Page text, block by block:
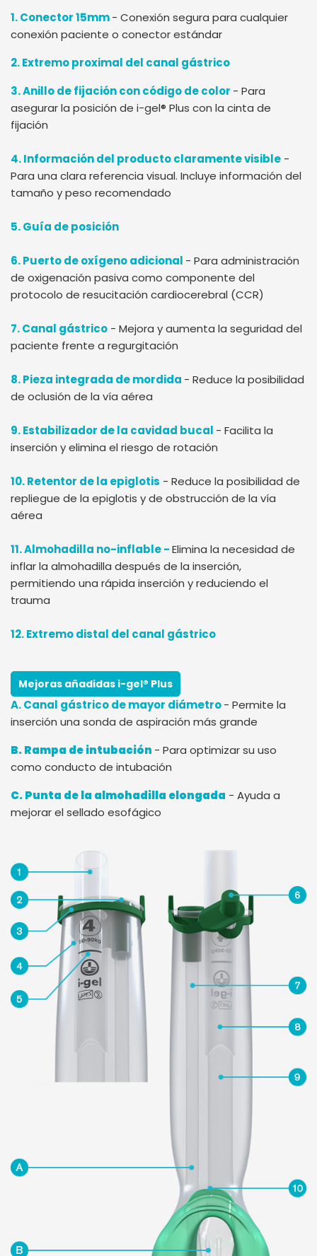
1. Conector 15mm- Conexión segura para cualquier
conexión paciente o conector estándar
2. Extremo proximal del canal gástrico
3. Anillo de fijación con código de color - Para
asegurar la posición de i-gel® Plus con la cinta de
fijación
4. Información del producto claramente visible -
Para una clara referencia visual. Incluye información del
tamaño y peso recomendado
5. Guía de posición
6. Puerto de oxígeno adicional - Para administración
de oxigenación pasiva como componente del
protocolo de resucitación cardiocerebral (CCR)
7. Canal gástrico - Mejora y aumenta la seguridad del
paciente frente a regurgitación
8. Pieza integrada de mordida - Reduce la posibilidad
de oclusión de la vía aérea
9. Estabilizador de la cavidad bucal - Facilita la
inserción y elimina el riesgo de rotación
10. Retentor de la epiglotis - Reduce la posibilidad de
repliegue de la epiglotis y de obstrucción de la vía
aérea
11. Almohadilla no-inflable -Elimina la necesidad de
inflar la almohadilla después de la inserción,
permitiendo una rápida inserción y reduciendo el
trauma
12. Extremo distal del canal gástrico
Mejoras añadidas i-gel® Plus
A. Canal gástrico de mayor diámetro- Permite la
inserción una sonda de aspiración más grande
B. Rampa de intubación - Para optimizar su uso
como conducto de intubación
C. Punta de la almohadilla elongada - Ayuda a
mejorar el sellado esofágico